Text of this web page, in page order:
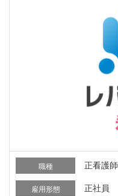
職種 正看護師
雇用形態 正社員